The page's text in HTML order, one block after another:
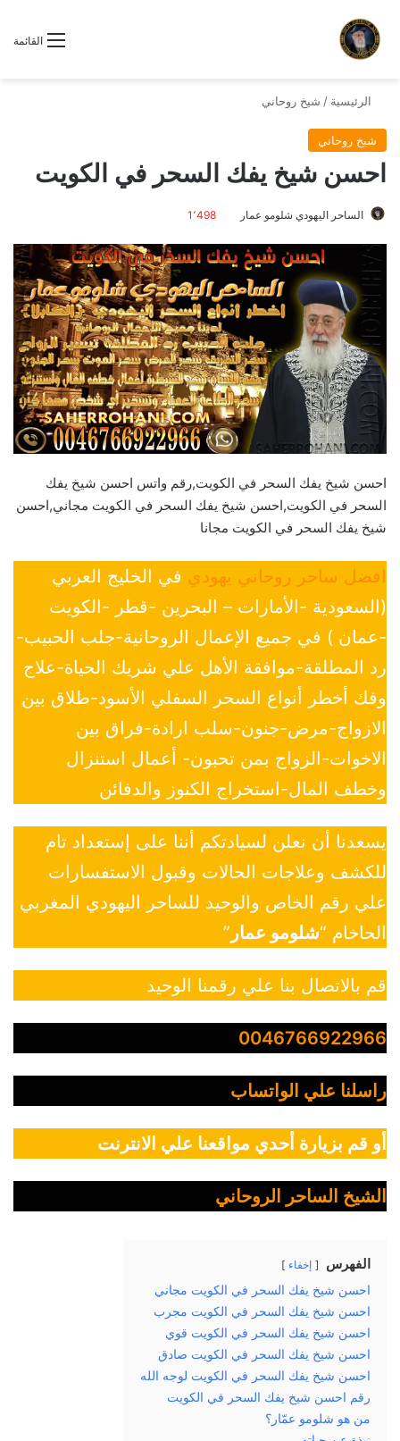
القائمة
الرئيسية / شيخ روحاني
شيخ روحاني
احسن شيخ يفك السحر في الكويت
الساحر اليهودي شلومو عمار 1٬498
احسن شيخ يفك السحر في الكويت,رقم واتس احسن شيخ يفك
السحر في الكويت,احسن شيخ يفك السحر في الكويت مجاني,احسن
شيخ يفك السحر في الكويت مجانا
افضل ساحر روحاني يهودي في الخليج العربي
(السعودية -الأمارات – البحرين -قطر -الكويت
-عمان ) في جميع الإعمال الروحانية-جلب الحبيب-
رد المطلقة-موافقة الأهل علي شريك الحياة-علاج
وفك أخطر أنواع السحر السفلي الأسود-طلاق بين
الازواج-مرض-جنون-سلب ارادة-فراق بين
الاخوات-الزواج بمن تحبون- أعمال استنزال
وخطف المال-استخراج الكنوز والدفائن
يسعدنا أن نعلن لسيادتكم أننا على إستعداد تام
للكشف وعلاجات الحالات وقبول الاستفسارات
علي رقم الخاص والوحيد للساحر اليهودي المغربي
الحاخام “شلومو عمار ”
قم بالاتصال بنا علي رقمنا الوحيد
0046766922966
راسلنا علي الواتساب
أو قم بزيارة أحدي مواقعنا علي الانترنت
الشيخ الساحر الروحاني
الفهرس إخفاء
احسن شيخ يفك السحر في الكويت مجاني
احسن شيخ يفك السحر في الكويت مجرب
احسن شيخ يفك السحر في الكويت قوي
احسن شيخ يفك السحر في الكويت صادق
احسن شيخ يفك السحر في الكويت لوجه الله
رقم احسن شيخ يفك السحر في الكويت
من هو شلومو عمّار؟